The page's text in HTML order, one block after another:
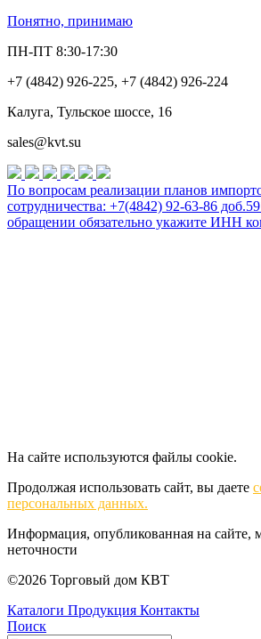
Понятно, принимаю
ПН-ПТ 8:30-17:30
+7 (4842) 926-225, +7 (4842) 926-224
Калуга, Тульское шоссе, 16
sales@kvt.su
По вопросам реализации планов
сотрудничества: +7(4842) 92-63-86
обращении обязательно укажите ИНН
На сайте используются файлы cookie.
Продолжая использовать сайт, вы даете
персональных данных.
Информация, опубликованная на сайте,
неточности
©2026 Торговый дом КВТ
Каталоги Продукция Контакты
Поиск